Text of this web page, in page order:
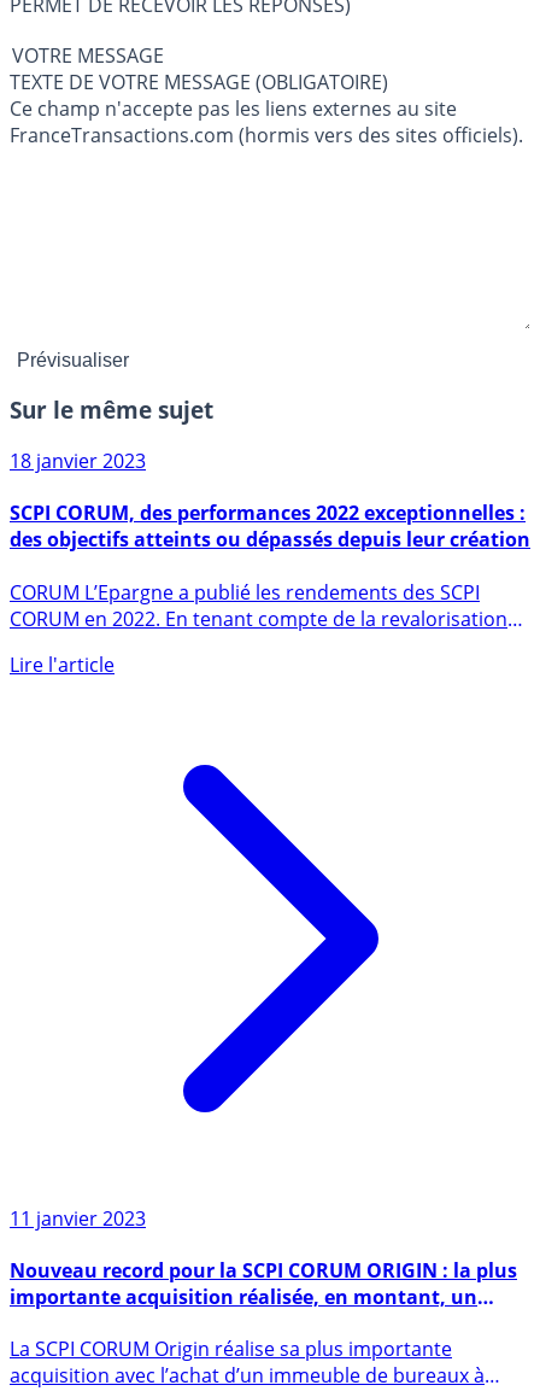
VOTRE MESSAGE
TEXTE DE VOTRE MESSAGE (OBLIGATOIRE)
Ce champ n'accepte pas les liens externes au site
FranceTransactions.com (hormis vers des sites officiels).
Sur le même sujet
18 janvier 2023
des objectifs atteints ou dépassés depuis leur création
CORUM L’Epargne a publié les rendements des SCPI
CORUM en 2022. En tenant compte de la revalorisation
11 janvier 2023
importante acquisition réalisée, en montant, un
immeuble d’entreprise en Belgique